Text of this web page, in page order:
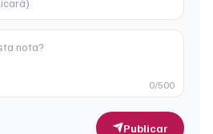
0/500
Publicar